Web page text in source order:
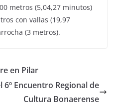
metros (5,04,27 minutos)
con vallas (19,97
(3 metros).
en Pilar
6º Encuentro Regional de
Cultura Bonaerense